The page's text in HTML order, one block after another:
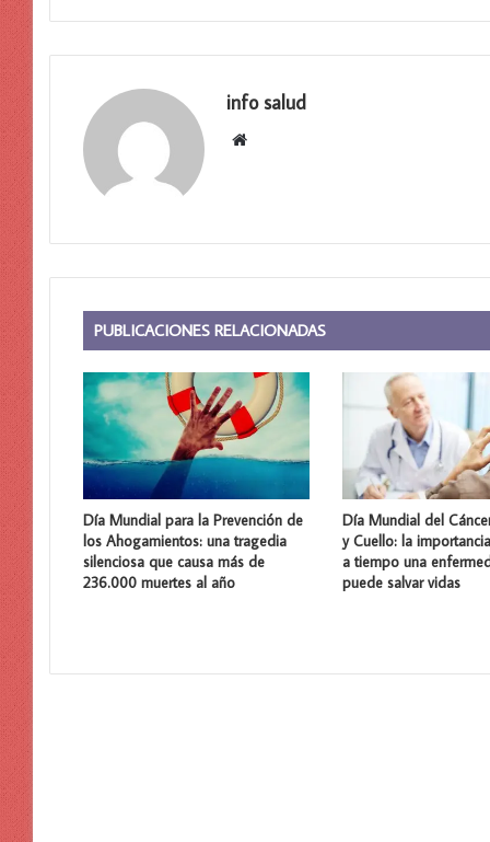
info salud
Sitio
PUBLICACIONES RELACIONADAS
Día Mundial para la Prevención de
los Ahogamientos: una tragedia
silenciosa que causa más de
236.000 muertes al año
Día Mundial del
y Cuello: la
a tiempo una
puede salvar vidas